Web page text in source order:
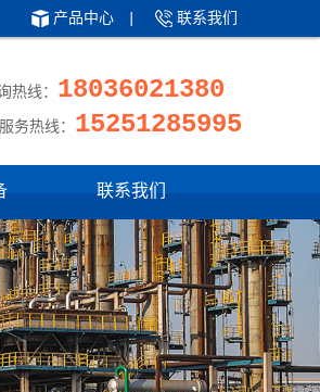
产品中心 联系我们
热线： 18036021380
务热线： 15251285995
联系我们